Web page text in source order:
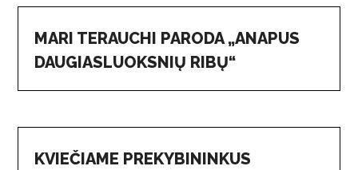
MARI TERAUCHI PARODA „ANAPUS
DAUGIASLUOKSNIŲ RIBŲ“
KVIEČIAME PREKYBININKUS